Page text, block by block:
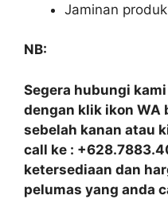
Jaminan
NB:
Segera hubungi
dengan klik ikon WA
sebelah kanan atau
call ke :
ketersediaan dan
pelumas yang anda